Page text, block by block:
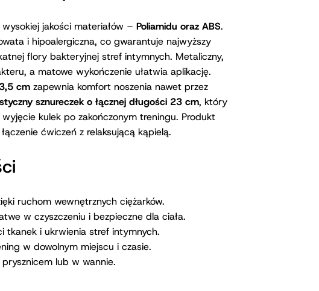
które pokochasz
wysokiej jakości materiałów –Poliamidu oraz ABS.
i hipoalergiczna, co gwarantuje najwyższy
flory bakteryjnej stref intymnych. Metaliczny,
a matowe wykończenie ułatwia aplikację.
cmzapewnia komfort noszenia nawet przez
sznureczek o łącznej długości 23 cm
ćwiczeń z relaksującą kąpielą.
ruchom wewnętrznych ciężarków.
w czyszczeniu i bezpieczne dla ciała.
tkanek i ukrwienia stref intymnych.